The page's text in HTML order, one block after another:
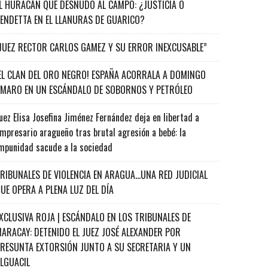
HURACÁN QUE DESNUDÓ AL CAMPO: ¿JUSTICIA O
EN EL LLANURAS DE GUARICO?
RECTOR CARLOS GAMEZ Y SU ERROR INEXCUSABLE”
CLAN DEL ORO NEGRO! ESPAÑA ACORRALA A DOMINGO
EN UN ESCÁNDALO DE SOBORNOS Y PETRÓLEO
Elisa Josefina Jiménez Fernández deja en libertad a
aragueño tras brutal agresión a bebé: la
sacude a la sociedad
DE VIOLENCIA EN ARAGUA…UNA RED JUDICIAL
OPERA A PLENA LUZ DEL DÍA
ROJA | ESCÁNDALO EN LOS TRIBUNALES DE
DETENIDO EL JUEZ JOSÉ ALEXANDER POR
EXTORSIÓN JUNTO A SU SECRETARIA Y UN